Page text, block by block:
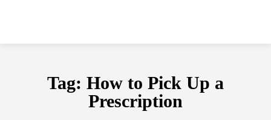
Tag: How to Pick Up a
Prescription